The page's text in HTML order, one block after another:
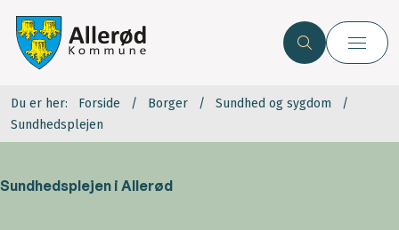
Du er her: Forside Borger
Sundhed og sygdom
Sundhedsplejen
Sundhedsplejen i Allerød